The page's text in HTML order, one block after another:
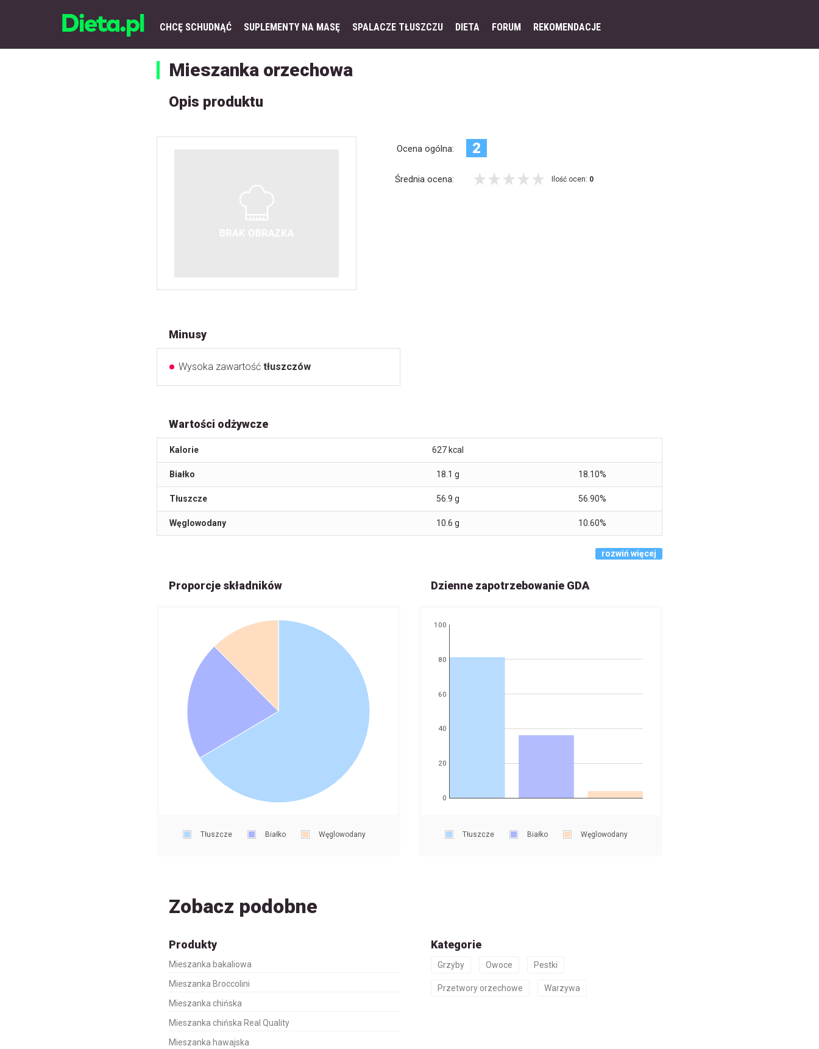
CHCĘ SCHUDNĄĆ SUPLEMENTY NA MASĘ SPALACZE TŁUSZCZU DIETA FORUM REKOMENDACJE
Mieszanka orzechowa
Opis produktu
Ocena ogólna: 2
Średnia ocena: Ilość ocen: 0
Minusy
Wysoka zawartość tłuszczów
Wartości odżywcze
Kalorie 627 kcal
Białko 18.1 g 18.10%
Tłuszcze 56.9 g 56.90%
Węglowodany 10.6 g 10.60%
rozwiń więcej
Proporcje składników
Tłuszcze Białko Węglowodany
Dzienne zapotrzebowanie GDA
0
20
40
60
80
100
Tłuszcze Białko Węglowodany
Zobacz podobne
Produkty
Mieszanka bakaliowa
Mieszanka Broccolini
Mieszanka chińska
Mieszanka chińska Real Quality
Mieszanka hawajska
Kategorie
Grzyby Owoce Pestki
Przetwory orzechowe Warzywa